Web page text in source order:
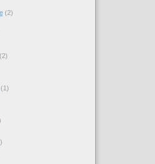
(2)
(2)
(1)